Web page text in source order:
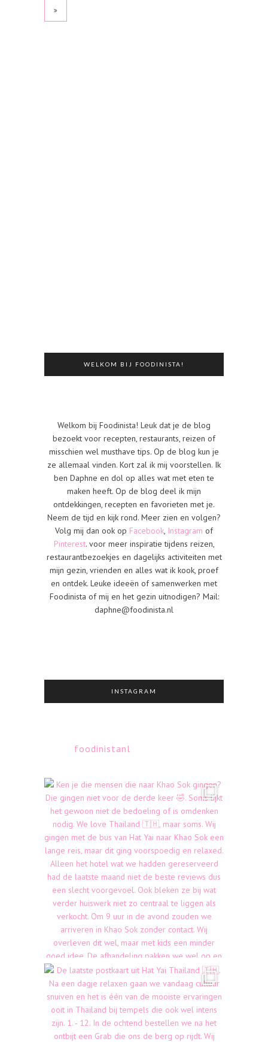
WELKOM BIJ FOODINISTA!
Welkom bij Foodinista! Leuk dat je de blog
bezoekt voor recepten, restaurants, reizen of
misschien wel musthave tips. Op de blog kun je
ze allemaal vinden. Kort zal ik mij voorstellen. Ik
ben Daphne en dol op alles wat met eten te
maken heeft. Op de blog deel ik mijn
ontdekkingen, recepten en favorieten met je.
Neem de tijd en kijk rond. Meer zien en volgen?
Volg mij dan ook op Facebook, Instagram of
Pinterest. voor meer inspiratie tijdens reizen,
restaurantbezoekjes en dagelijks activiteiten met
mijn gezin, vrienden en alles wat ik kook, proef
en ontdek. Leuke ideeën of samenwerken met
Foodinista of mij en het gezin uitnodigen? Mail:
daphne@foodinista.nl
INSTAGRAM
foodinistanl